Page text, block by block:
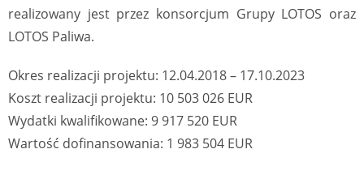
realizowany jest przez konsorcjum Grupy LOTOS oraz
LOTOS Paliwa.
Okres realizacji projektu: 12.04.2018 – 17.10.2023
Koszt realizacji projektu: 10 503 026 EUR
Wydatki kwalifikowane: 9 917 520 EUR
Wartość dofinansowania: 1 983 504 EUR